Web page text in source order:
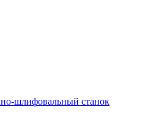
шлифовальный станок